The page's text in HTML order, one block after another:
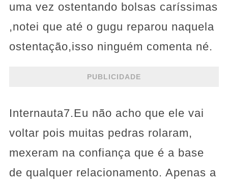
uma vez ostentando bolsas caríssimas
,notei que até o gugu reparou naquela
ostentação,isso ninguém comenta né.
PUBLICIDADE
Internauta7.Eu não acho que ele vai
voltar pois muitas pedras rolaram,
mexeram na confiança que é a base
de qualquer relacionamento. Apenas a